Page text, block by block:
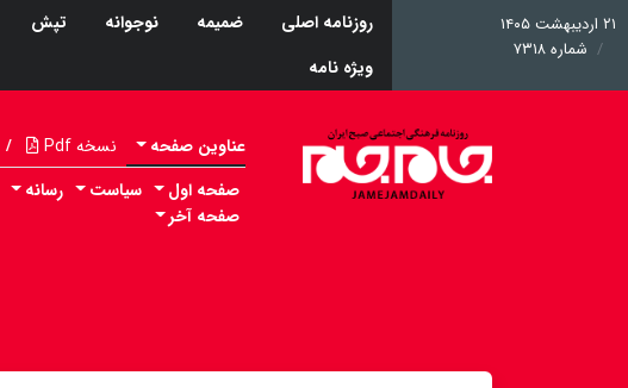
۲۱ اردیبهشت ۱۴۰۵
شماره ۷۳۱۸
روزنامه اصلی ضمیمه نوجوانه تپش
ویژه نامه
عناوین صفحه نسخه Pdf /
صفحه اول سیاست رسانه
صفحه آخر